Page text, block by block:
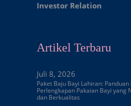
Investor Relation
Artikel Terbaru
Juli 8, 2026
Paket Baju Bayi Lahiran:
Perlengkapan Pakaian Bayi yang
dan Berkualitas